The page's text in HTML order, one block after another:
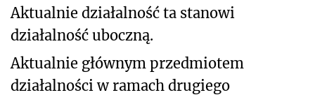
Aktualnie działalność ta stanowi
działalność uboczną.
Aktualnie głównym przedmiotem
działalności w ramach drugiego